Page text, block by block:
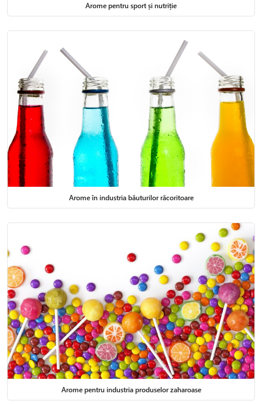
Arome pentru sport și nutriție
Arome în industria băuturilor răcoritoare
Arome pentru industria produselor zaharoase